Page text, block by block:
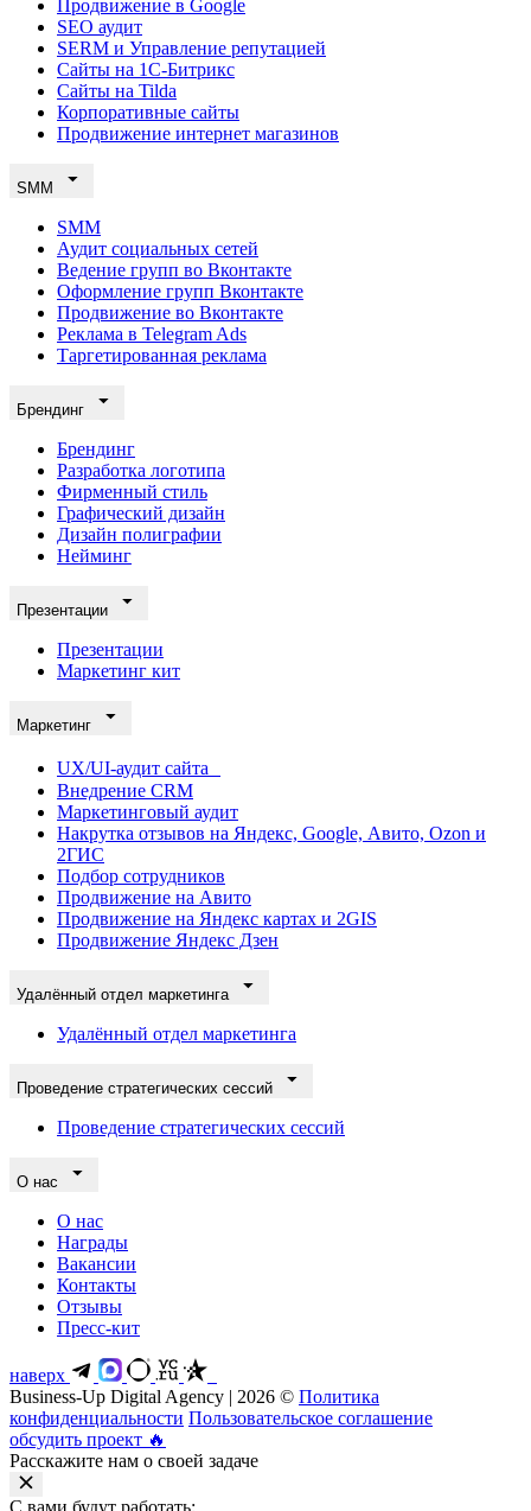
Продвижение в Google
SEO аудит
SERM и Управление репутацией
Сайты на 1С-Битрикс
Сайты на Tilda
Корпоративные сайты
Продвижение интернет магазинов
SMM
SMM
Аудит социальных сетей
Ведение групп во Вконтакте
Оформление групп Вконтакте
Продвижение во Вконтакте
Реклама в Telegram Ads
Таргетированная реклама
Брендинг
Брендинг
Разработка логотипа
Фирменный стиль
Графический дизайн
Дизайн полиграфии
Нейминг
Презентации
Презентации
Маркетинг кит
Маркетинг
UX/UI-аудит сайта
Внедрение CRM
Маркетинговый аудит
Накрутка отзывов на Яндекс, Google, Авито, Ozon и
2ГИС
Подбор сотрудников
Продвижение на Авито
Продвижение на Яндекс картах и 2GIS
Продвижение Яндекс Дзен
Удалённый отдел маркетинга
Удалённый отдел маркетинга
Проведение стратегических сессий
Проведение стратегических сессий
О нас
О нас
Награды
Вакансии
Контакты
Отзывы
Пресс-кит
наверх
Business-Up Digital Agency | 2026 © Политика
конфиденциальности Пользовательское соглашение
обсудить проект 🔥
Расскажите нам о своей задаче
С вами будут работать: